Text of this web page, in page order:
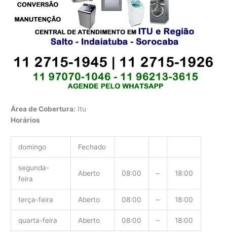
Área de Cobertura: Itu
Horários
domingo Fechado
segunda-
feira
Aberto 08:00 – 18:00
terça-feira Aberto 08:00 – 18:00
quarta-feira Aberto 08:00 – 18:00